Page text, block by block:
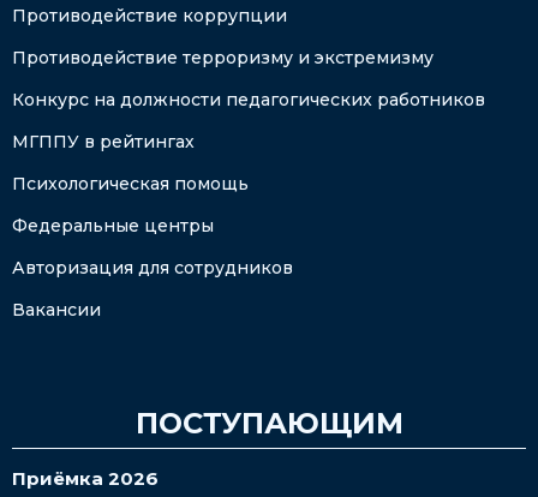
Противодействие коррупции
Противодействие терроризму и экстремизму
Конкурс на должности педагогических работников
МГППУ в рейтингах
Психологическая помощь
Федеральные центры
Авторизация для сотрудников
Вакансии
ПОСТУПАЮЩИМ
Приёмка 2026